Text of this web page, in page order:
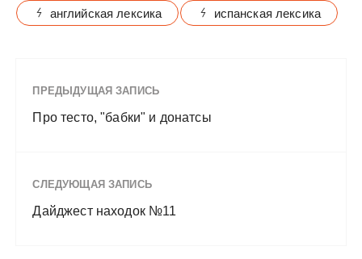
английская лексика испанская лексика
ПРЕДЫДУЩАЯ ЗАПИСЬ
Про тесто, "бабки" и донатсы
СЛЕДУЮЩАЯ ЗАПИСЬ
Дайджест находок №11